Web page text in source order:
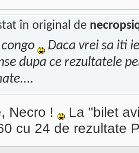
în original de
Daca vrei sa iti
dupa ce rezultatele
Necro !
La "bilet
cu 24 de rezultate